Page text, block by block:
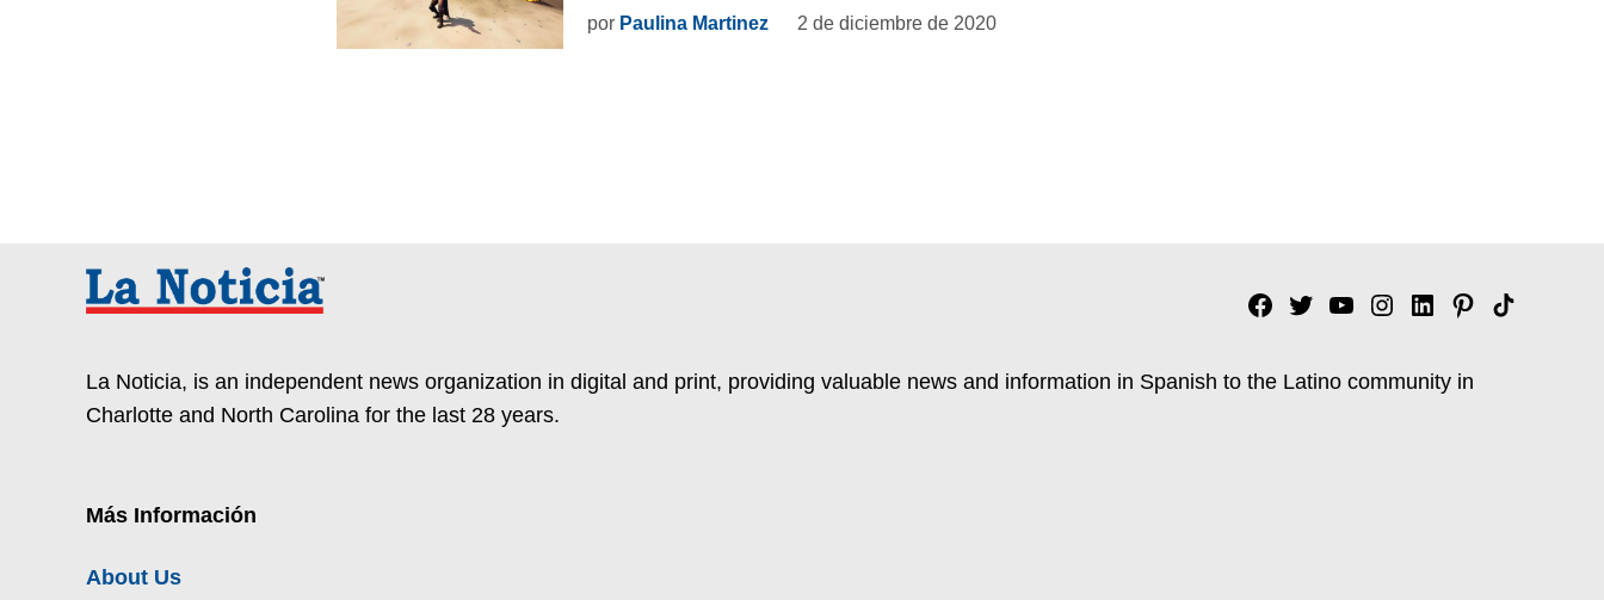
por Paulina Martinez 2 de diciembre de 2020
Facebook
TwitterYouTubeInstagram
Linkedin
Pinterest
Tik
La Noticia, is an independent news organization in digital and print, providing valuable news and information in Spanish to the Latino community in
Charlotte and North Carolina for the last 28 years.
Más Información
About Us